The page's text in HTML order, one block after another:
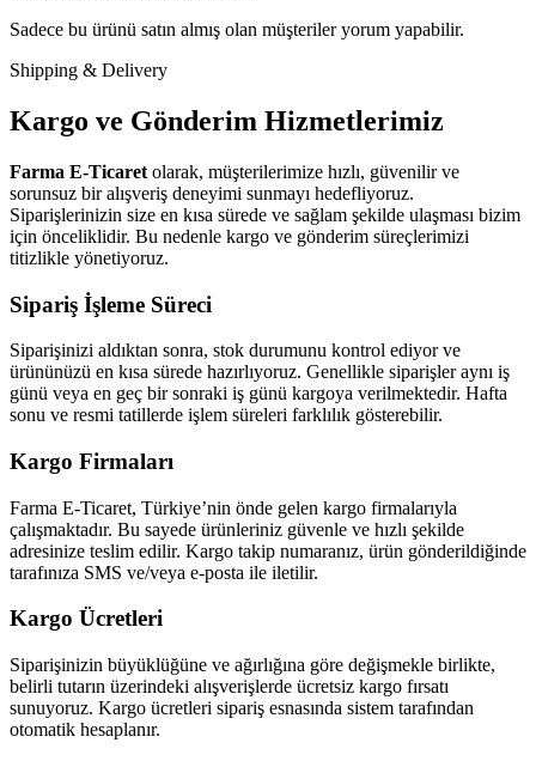
Sadece bu ürünü satın almış olan müşteriler yorum yapabilir.
Shipping & Delivery
Kargo ve Gönderim Hizmetlerimiz
Farma E-Ticaret olarak, müşterilerimize hızlı, güvenilir ve
sorunsuz bir alışveriş deneyimi sunmayı hedefliyoruz.
Siparişlerinizin size en kısa sürede ve sağlam şekilde ulaşması bizim
için önceliklidir. Bu nedenle kargo ve gönderim süreçlerimizi
titizlikle yönetiyoruz.
Sipariş İşleme Süreci
Siparişinizi aldıktan sonra, stok durumunu kontrol ediyor ve
ürününüzü en kısa sürede hazırlıyoruz. Genellikle siparişler aynı iş
günü veya en geç bir sonraki iş günü kargoya verilmektedir. Hafta
sonu ve resmi tatillerde işlem süreleri farklılık gösterebilir.
Kargo Firmaları
Farma E-Ticaret, Türkiye’nin önde gelen kargo firmalarıyla
çalışmaktadır. Bu sayede ürünleriniz güvenle ve hızlı şekilde
adresinize teslim edilir. Kargo takip numaranız, ürün gönderildiğinde
tarafınıza SMS ve/veya e-posta ile iletilir.
Kargo Ücretleri
Siparişinizin büyüklüğüne ve ağırlığına göre değişmekle birlikte,
belirli tutarın üzerindeki alışverişlerde ücretsiz kargo fırsatı
sunuyoruz. Kargo ücretleri sipariş esnasında sistem tarafından
otomatik hesaplanır.